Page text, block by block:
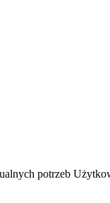
potrzeb